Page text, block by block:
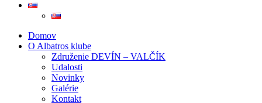
Domov
O Albatros klube
Združenie DEVÍN – VALČÍK
Udalosti
Novinky
Galérie
Kontakt